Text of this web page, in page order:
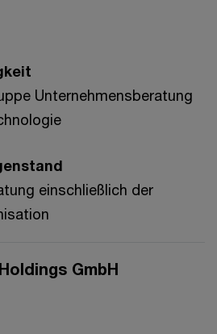
Unternehmensberatung
einschließlich der
GmbH